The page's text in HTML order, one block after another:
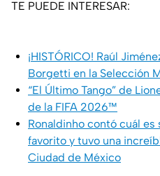
TE PUEDE INTERESAR:
¡HISTÓRICO! Raúl
Borgetti en la Selección
“El Último Tango” de
de la FIFA 2026™
Ronaldinho contó cuál
favorito y tuvo una
Ciudad de México